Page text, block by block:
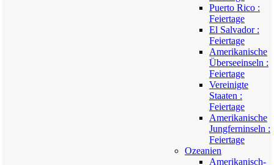
Puerto Rico :
Feiertage
El Salvador :
Feiertage
Amerikanische
Überseeinseln :
Feiertage
Vereinigte
Staaten :
Feiertage
Amerikanische
Jungferninseln :
Feiertage
Ozeanien
Amerikanisch-